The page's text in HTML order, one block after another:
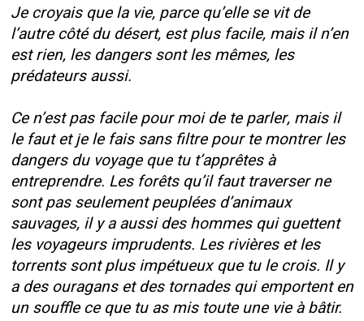
Je croyais que la vie, parce qu’elle se vit de
l’autre côté du désert, est plus facile, mais il n’en
est rien, les dangers sont les mêmes, les
prédateurs aussi.
Ce n’est pas facile pour moi de te parler, mais il
le faut et je le fais sans filtre pour te montrer les
dangers du voyage que tu t’apprêtes à
entreprendre. Les forêts qu’il faut traverser ne
sont pas seulement peuplées d’animaux
sauvages, il y a aussi des hommes qui guettent
les voyageurs imprudents. Les rivières et les
torrents sont plus impétueux que tu le crois. Il y
a des ouragans et des tornades qui emportent en
un souffle ce que tu as mis toute une vie à bâtir.